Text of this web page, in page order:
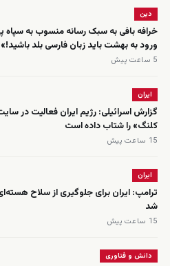
دین
خرافه بافی به سبک رسانه منسوب به سپاه
ورود به بهشت باید زبان فارسی بلد باشید!»
5 ساعت پیش
ایران
گزارش اسرائیلی: رژیم ایران فعالیت در
کلنگ» را شتاب داده است
15 ساعت پیش
ایران
ترامپ: ایران برای جلوگیری از سلاح
شد
15 ساعت پیش
دانش و فناوری